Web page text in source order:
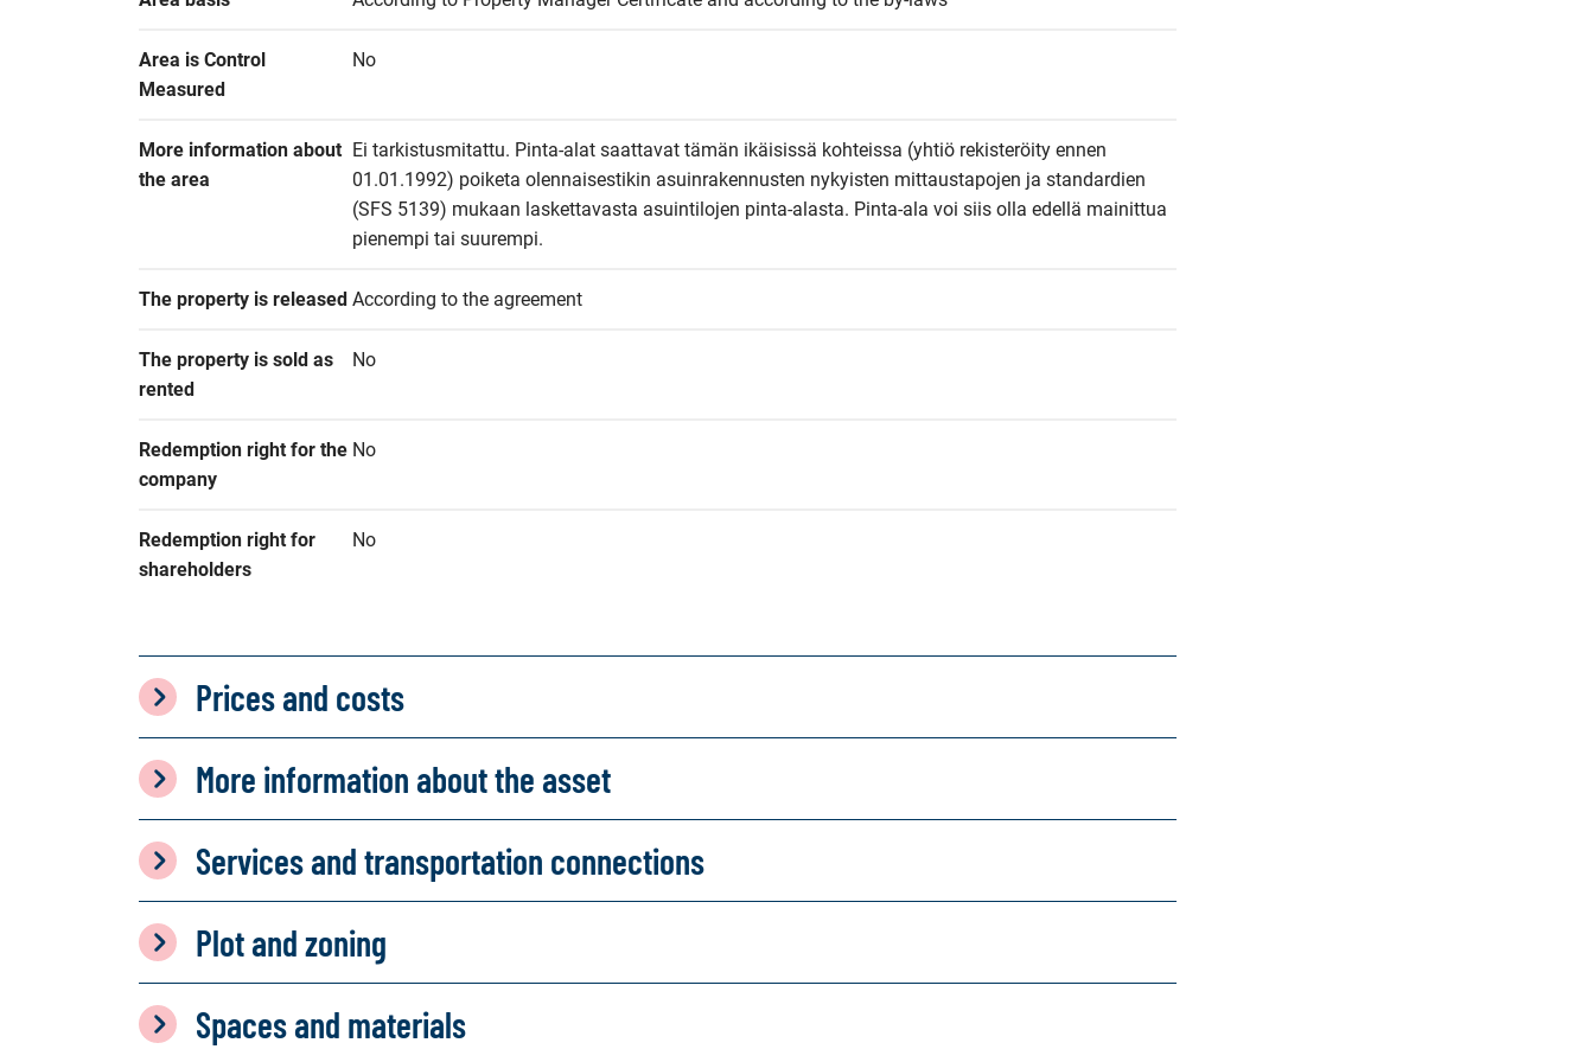
Area is Control
Measured
No
More information about
the area
Ei tarkistusmitattu. Pinta-alat saattavat tämän ikäisissä kohteissa (yhtiö rekisteröity ennen
01.01.1992) poiketa olennaisestikin asuinrakennusten nykyisten mittaustapojen ja standardien
(SFS 5139) mukaan laskettavasta asuintilojen pinta-alasta. Pinta-ala voi siis olla edellä mainittua
pienempi tai suurempi.
The property is released According to the agreement
The property is sold as
rented
No
Redemption right for the
company
No
Redemption right for
shareholders
No
Prices and costs
More information about the asset
Services and transportation connections
Plot and zoning
Spaces and materials